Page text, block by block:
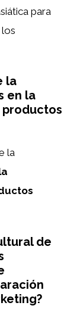
para
la
en la
productos
la
de